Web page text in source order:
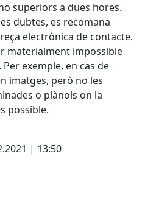
superiors a dues hores.
dubtes, es recomana
electrònica de contacte.
materialment impossible
exemple, en cas de
imatges, però no les
o plànols on la
possible.
| 13:50